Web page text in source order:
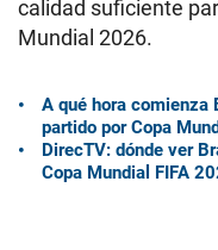
calidad suficiente
Mundial 2026.
A qué hora comienza
partido por Copa
DirecTV: dónde ver
Copa Mundial FIFA